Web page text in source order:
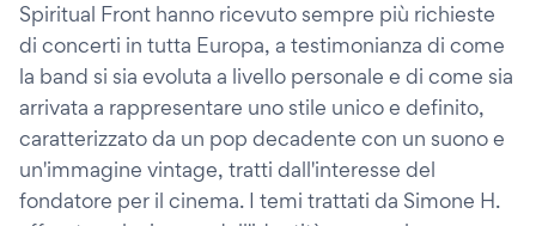
Spiritual Front hanno ricevuto sempre più richieste
di concerti in tutta Europa, a testimonianza di come
la band si sia evoluta a livello personale e di come sia
arrivata a rappresentare uno stile unico e definito,
caratterizzato da un pop decadente con un suono e
un'immagine vintage, tratti dall'interesse del
fondatore per il cinema. I temi trattati da Simone H.